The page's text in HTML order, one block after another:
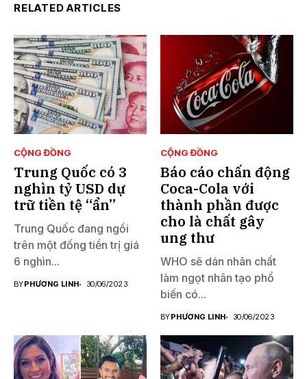
RELATED ARTICLES
CỘNG ĐỒNG
Trung Quốc có 3
nghìn tỷ USD dự
trữ tiền tệ “ẩn”
Trung Quốc đang ngồi
trên một đống tiền trị giá
6 nghìn...
BYPHƯƠNG LINH 30/06/2023
CỘNG ĐỒNG
Báo cáo chấn động
Coca-Cola với
thành phần được
cho là chất gây
ung thư
WHO sẽ dán nhãn chất
làm ngọt nhân tạo phổ
biến có...
BYPHƯƠNG LINH 30/06/2023